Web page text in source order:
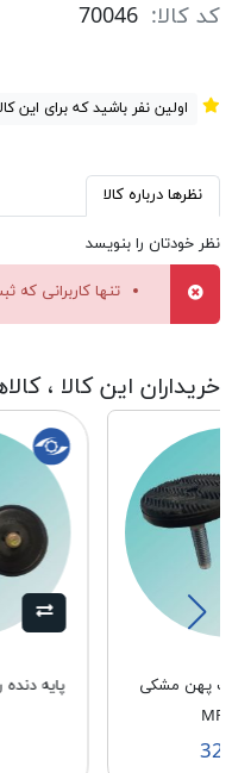
کد کالا: 70046
اولین نفر باشید که برای این
نظرها درباره کالا
نظر خودتان را بنویسد
تنها کاربرانی که
خریداران این کالا ،
پهن مشکی